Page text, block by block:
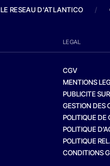
LE RESEAU D'ATLANTICO /
LEGAL
CGV
MENTIONS
PUBLICITE
GESTION DES
POLITIQUE DE
POLITIQUE
POLITIQUE
CONDITIONS